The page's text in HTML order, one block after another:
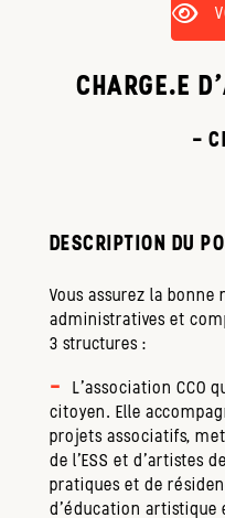
CHARGE.E
-
DESCRIPTION DU
Vous assurez la
administratives et
3 structures :
L’association CCO
citoyen. Elle
projets associatifs,
de l’ESS et d’artistes
pratiques et de
d’éducation artistique